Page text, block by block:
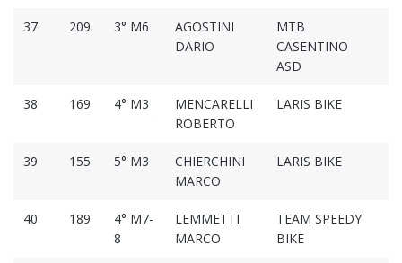
37 209 3° M6
AGOSTINI
DARIO
MTB
CASENTINO
ASD
38 169 4° M3
MENCARELLI
ROBERTO
LARIS BIKE
39 155 5° M3
CHIERCHINI
MARCO
LARIS BIKE
40 189
4° M7-
8
LEMMETTI
MARCO
TEAM SPEEDY
BIKE